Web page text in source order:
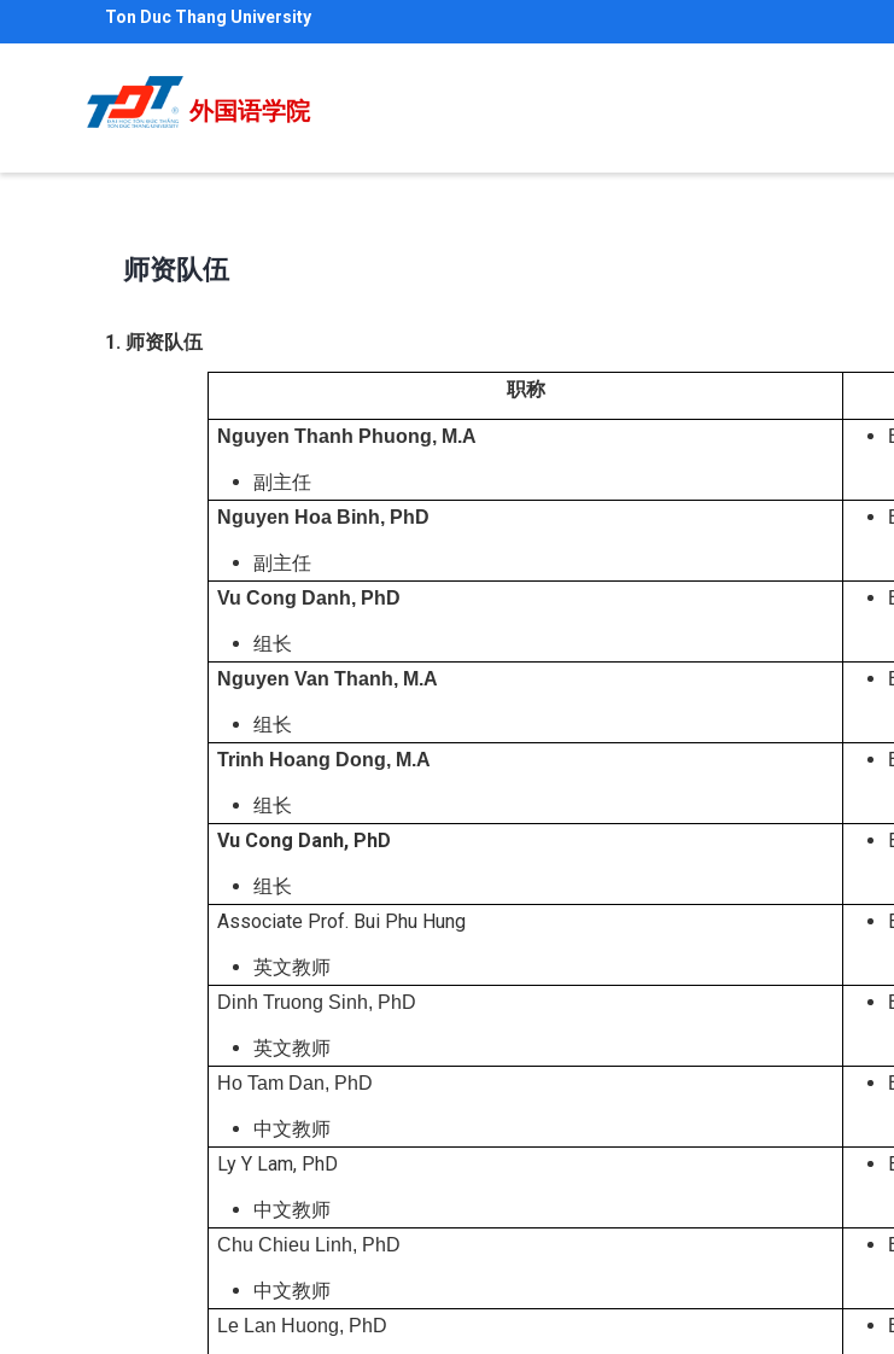
转
Ton Duc Thang University
外国语学院
师资队伍
1. 师资队伍
职称
Nguyen Thanh Phuong, M.A
副主任
Nguyen Hoa Binh, PhD
副主任
Vu Cong Danh, PhD
组长
Nguyen Van Thanh, M.A
组长
Trinh Hoang Dong, M.A
组长
Vu Cong Danh, PhD
组长
Associate Prof. Bui Phu Hung
英文教师
Dinh Truong Sinh, PhD
英文教师
Ho Tam Dan, PhD
中文教师
Ly Y Lam, PhD
中文教师
Chu Chieu Linh, PhD
中文教师
Le Lan Huong, PhD